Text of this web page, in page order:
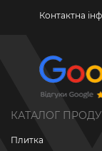
Контактна
КАТАЛОГ
Плитка